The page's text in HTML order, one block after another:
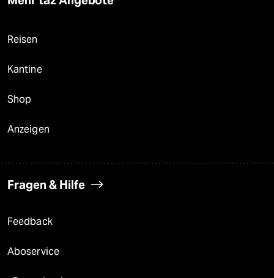
Reisen
Kantine
Shop
Anzeigen
Fragen & Hilfe
Feedback
Aboservice